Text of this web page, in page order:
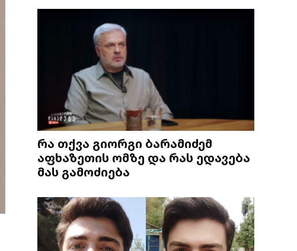
რა თქვა გიორგი ბარამიძემ
აფხაზეთის ომზე და რას ედავება
მას გამოძიება